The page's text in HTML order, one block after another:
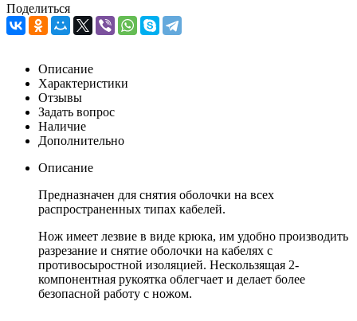
Поделиться
Описание
Характеристики
Отзывы
Задать вопрос
Наличие
Дополнительно
Описание
Предназначен для снятия оболочки на всех
распространенных типах кабелей.
Нож имеет лезвие в виде крюка, им удобно производить
разрезание и снятие оболочки на кабелях с
противосыростной изоляцией. Нескользящая 2-
компонентная рукоятка облегчает и делает более
безопасной работу с ножом.